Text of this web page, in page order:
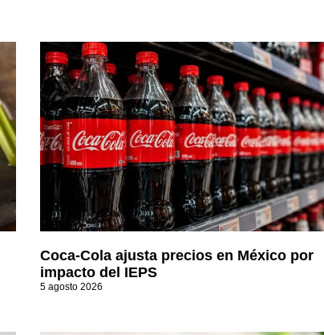
Coca-Cola ajusta precios en México por
impacto del IEPS
5 agosto 2026